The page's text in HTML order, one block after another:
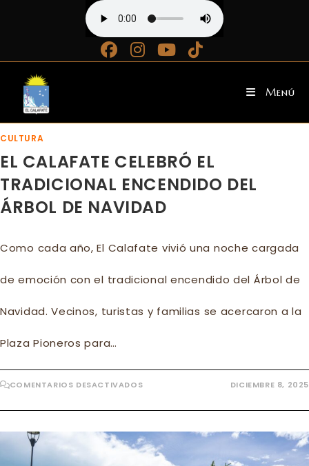
contenido
Menú
CULTURA
EL CALAFATE CELEBRÓ EL
TRADICIONAL ENCENDIDO DEL
ÁRBOL DE NAVIDAD
Como cada año, El Calafate vivió una noche cargada
de emoción con el tradicional encendido del Árbol de
Navidad. Vecinos, turistas y familias se acercaron a la
Plaza Pioneros para…
COMENTARIOS DESACTIVADOSEN
CELEBRÓ
TRADICIONAL
ENCENDIDO
DEL
ÁRBOL
DICIEMBRE 8, 2025